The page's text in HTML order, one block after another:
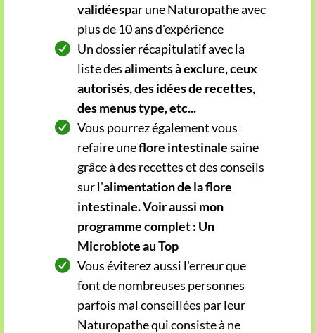
validéespar une Naturopathe avec
plus de 10 ans d'expérience
Un dossier récapitulatif avec la
liste desaliments à exclure, ceux
autorisés, des idées de recettes,
des menus type, etc...
Vous pourrez également vous
refaire uneflore intestinalesaine
grâce à des recettes et des conseils
sur l'alimentation de la flore
intestinale. Voir aussi mon
programme complet : Un
Microbiote au Top
Vous éviterez aussi l'erreur que
font de nombreuses personnes
parfois mal conseillées par leur
Naturopathe qui consiste à ne